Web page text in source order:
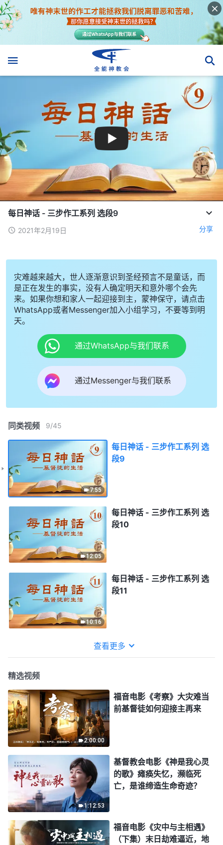
每日神话 - 三步作工系列 选段9
2021年2月19日 分享
灾难越来越大，世人逐渐意识到圣经预言不是童话，而
是正在发生的事实，没有人确定明天和意外哪个会先
来。如果你想和家人一起迎接到主，蒙神保守，请点击
WhatsApp或者Messenger加入小组学习，不要等到明
天。
通过WhatsApp与我们联系
通过Messenger与我们联系
同类视频 9/45
7:55
每日神话 - 三步作工系列 选
段9
12:05
每日神话 - 三步作工系列 选
段10
10:16
每日神话 - 三步作工系列 选
段11
查看更多
精选视频
2:00:00
福音电影《考察》大灾难当
前基督徒如何迎接主再来
1:12:53
基督教会电影《神是我心灵
的歌》瘫痪失忆，濒临死
亡，是谁缔造生命奇迹？
福音电影《灾中与主相遇》
（下集）末日劫难逼近，地